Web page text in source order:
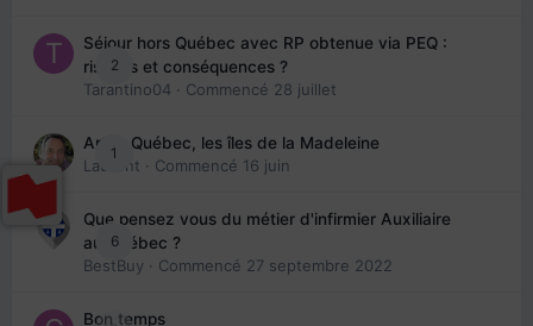
2
Séjour hors Québec avec RP obtenue via PEQ :
risques et conséquences ?
Tarantino04 · Commencé 28 juillet
1
Arte : Québec, les îles de la Madeleine
Laurent · Commencé 16 juin
6
Que pensez vous du métier d'infirmier Auxiliaire
au Québec ?
BestBuy · Commencé 27 septembre 2022
Bon temps